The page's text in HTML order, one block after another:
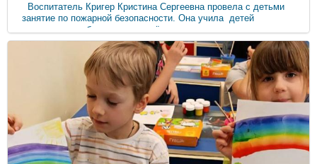
Воспитатель Кригер Кристина Сергеевна провела с детьми
занятие по пожарной безопасности. Она учила детей
осторожному обращению с огнём, познакомила с опасными
предметами которые могут стать причиной пожара. Затем
дети посетили центр безопасности где рассмотрели пожарную
машину, предметы, которые используют пожарные для
тушения огня. Ребята с большим энтузиазмом учились
правильно вызывать пожарную охрану, внимательно слушали
рассказ о том, как следует вести себя, если вдруг в квартире
или на улице случится пожар.